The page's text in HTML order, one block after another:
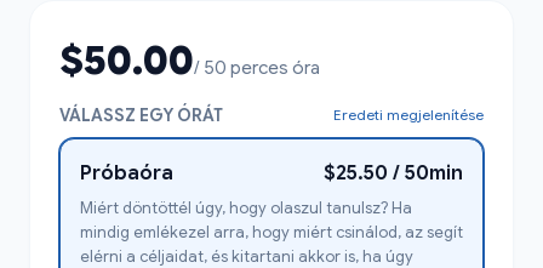
$50.00/ 50 perces óra
VÁLASSZ EGY ÓRÁT Eredeti megjelenítése
Próbaóra $25.50 / 50min
Miért döntöttél úgy, hogy olaszul tanulsz? Ha
mindig emlékezel arra, hogy miért csinálod, az segít
elérni a céljaidat, és kitartani akkor is, ha úgy